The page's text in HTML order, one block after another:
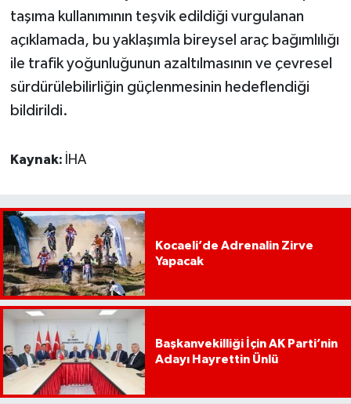
taşıma kullanımının teşvik edildiği vurgulanan
açıklamada, bu yaklaşımla bireysel araç bağımlılığı
ile trafik yoğunluğunun azaltılmasının ve çevresel
sürdürülebilirliğin güçlenmesinin hedeflendiği
bildirildi.
Kaynak: İHA
Kocaeli’de Adrenalin Zirve
Yapacak
Başkanvekilliği İçin AK Parti’nin
Adayı Hayrettin Ünlü